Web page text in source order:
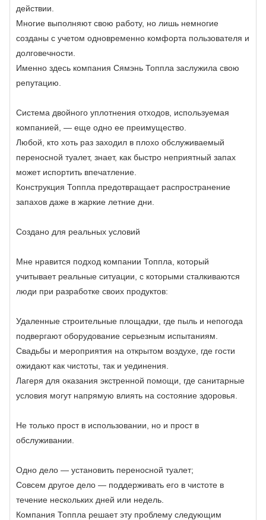
действии.
Многие выполняют свою работу, но лишь немногие
созданы с учетом одновременно комфорта пользователя и
долговечности.
Именно здесь компания Сямэнь Топпла заслужила свою
репутацию.
Система двойного уплотнения отходов, используемая
компанией, — еще одно ее преимущество.
Любой, кто хоть раз заходил в плохо обслуживаемый
переносной туалет, знает, как быстро неприятный запах
может испортить впечатление.
Конструкция Топпла предотвращает распространение
запахов даже в жаркие летние дни.
Создано для реальных условий
Мне нравится подход компании Топпла, который
учитывает реальные ситуации, с которыми сталкиваются
люди при разработке своих продуктов:
Удаленные строительные площадки, где пыль и непогода
подвергают оборудование серьезным испытаниям.
Свадьбы и мероприятия на открытом воздухе, где гости
ожидают как чистоты, так и уединения.
Лагеря для оказания экстренной помощи, где санитарные
условия могут напрямую влиять на состояние здоровья.
Не только прост в использовании, но и прост в
обслуживании.
Одно дело — установить переносной туалет;
Совсем другое дело — поддерживать его в чистоте в
течение нескольких дней или недель.
Компания Топпла решает эту проблему следующим